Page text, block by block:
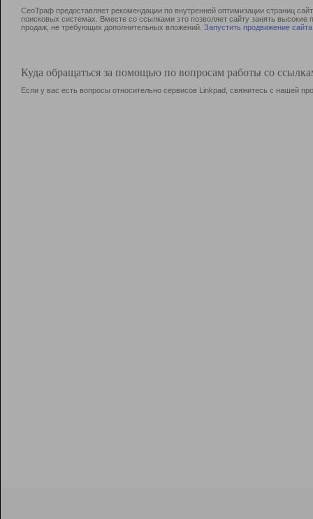
СеоТраф предоставляет рекомендации по внутренней оптимизации страниц
поисковых системах. Вместе со ссылками это позволяет сайту занять
продаж, не требующих дополнительных вложений. Запустить продвижение сайта
Куда обращаться за помощью по вопросам работы со
Если у вас есть вопросы относительно сервисов Linkpad, свяжитесь с нашей